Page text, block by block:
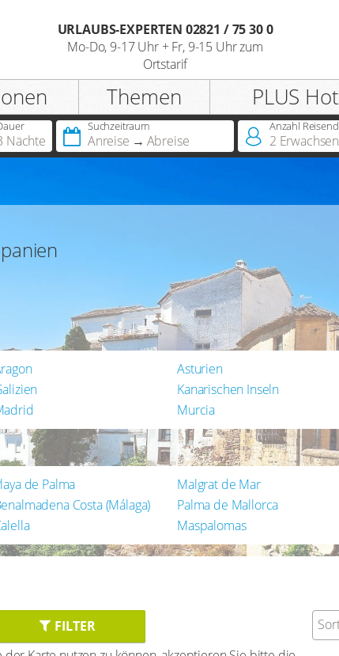
Registrieren
Hotelscheck?
URLAUBS-EXPERTEN 02821 / 75 30 0
Mo-Do, 9-17 Uhr + Fr, 9-15 Uhr zum
Ortstarif
Themen PLUS
Nächte
Suchzeitraum
Anreise Abreise
Anzahl
2
Asturien
Kanarischen Inseln
Murcia
de Palma Malgrat de Mar
Costa (Málaga) Palma de Mallorca
Maspalomas
FILTER